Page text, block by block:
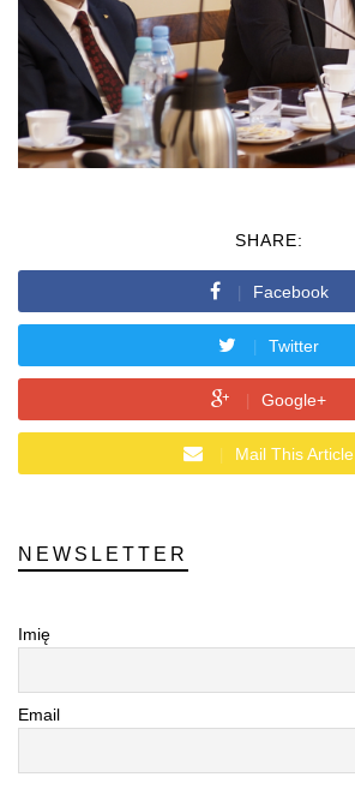
SHARE:
Facebook
Twitter
Google+
Mail This Article
NEWSLETTER
Imię
Email